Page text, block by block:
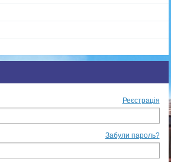
Реєстрація
Забули пароль?